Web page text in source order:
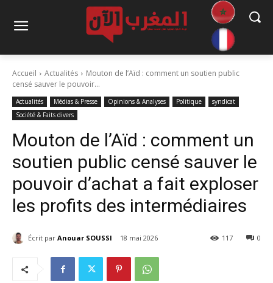
Accueil Actualités
Mouton de l’Aïd : comment un soutien public
censé sauver le pouvoir...
Actualités Médias & Presse Opinions & Analyses Politique
syndicat
Société & Faits divers
Mouton de l’Aïd : comment un
soutien public censé sauver le
pouvoir d’achat a fait exploser
les profits des intermédiaires
Écrit par Anouar SOUSSI 18 mai 2026 0
117